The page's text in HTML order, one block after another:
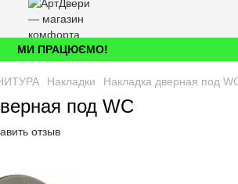
МИ ПРАЦЮЄМО!
Накладки Накладка дверная под
под WC
отзыв